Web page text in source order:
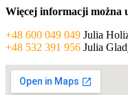
Więcej informacji można
+48 600 049 049 Julia
+48 532 391 956 Julia